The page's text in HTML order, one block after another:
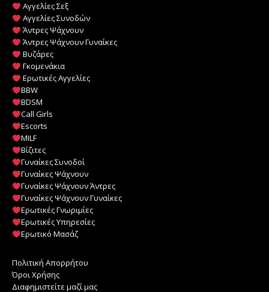
Αγγελίες Σεξ
Αγγελίες Συνοδών
Άντρες Ψάχνουν
Άντρες Ψάχνουν Γυναίκες
Βυζάρες
Γκομενάκια
Ερωτικές Αγγελίες
BBW
BDSM
Call Girls
Escorts
MILF
️Βίζιτες
Γυναίκες Συνοδοί
Γυναίκες Ψάχνουν
Γυναίκες Ψάχνουν Άντρες
Γυναίκες Ψάχνουν Γυναίκες
Ερωτικές Γνωριμίες
Ερωτικές Υπηρεσίες
Ερωτικό Μασάζ
Πολιτική Απορρήτου
Όροι Χρήσης
Διαφημιστείτε μαζί μας